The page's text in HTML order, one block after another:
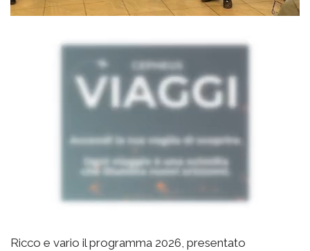
Ricco e vario il programma 2026, presentato